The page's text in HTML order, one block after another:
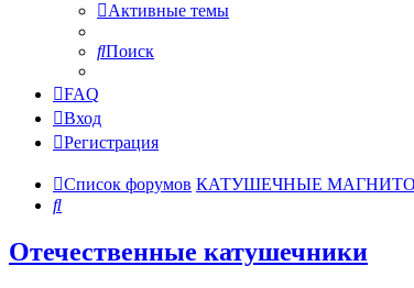
Активные темы
Поиск
FAQ
Вход
Регистрация
Список форумов КАТУШЕЧНЫЕ
Поиск
Отечественные катушечники